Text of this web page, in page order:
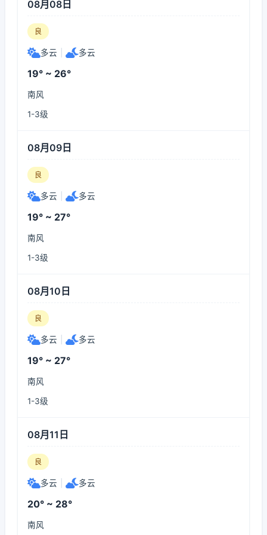
08月08日
良
多云 多云
19° ~ 26°
南风
1-3级
08月09日
良
多云 多云
19° ~ 27°
南风
1-3级
08月10日
良
多云 多云
19° ~ 27°
南风
1-3级
08月11日
良
多云 多云
20° ~ 28°
南风